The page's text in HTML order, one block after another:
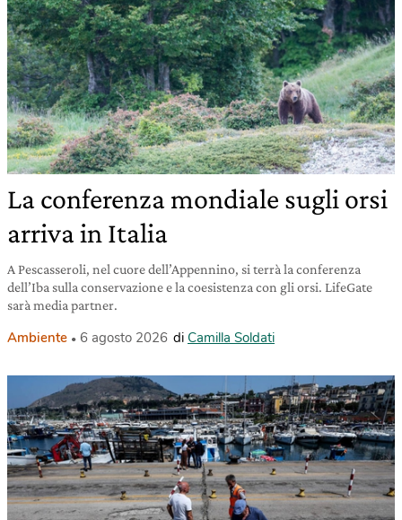
La conferenza mondiale sugli orsi
arriva in Italia
A Pescasseroli, nel cuore dell’Appennino, si terrà la conferenza
dell’Iba sulla conservazione e la coesistenza con gli orsi. LifeGate
sarà media partner.
Ambiente 6 agosto 2026 di Camilla Soldati